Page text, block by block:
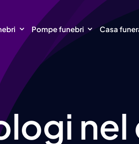
Pompe funebri Casa
nel